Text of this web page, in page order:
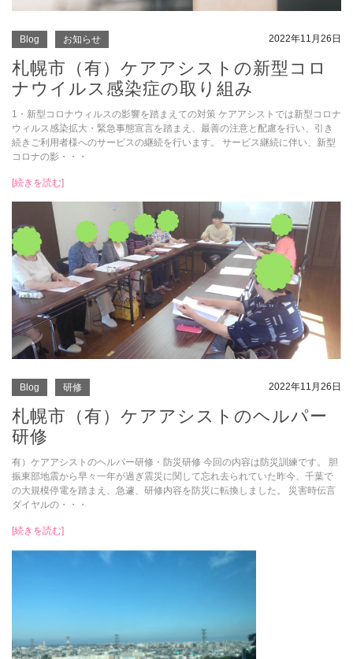
Blog お知らせ 2022年11月26日
札幌市（有）ケアアシストの新型コロ
ナウイルス感染症の取り組み
1・新型コロナウィルスの影響を踏まえての対策 ケアアシストでは新型コロナ
ウィルス感染拡大・緊急事態宣言を踏まえ、最善の注意と配慮を行い、引き
続きご利用者様へのサービスの継続を行います。 サービス継続に伴い、新型
コロナの影・・・
[続きを読む]
Blog 研修 2022年11月26日
札幌市（有）ケアアシストのヘルパー
研修
有）ケアアシストのヘルパー研修・防災研修 今回の内容は防災訓練です。 胆
振東部地震から早々一年が過ぎ震災に関して忘れ去られていた昨今、千葉で
の大規模停電を踏まえ、急遽、研修内容を防災に転換しました。 災害時伝言
ダイヤルの・・・
[続きを読む]